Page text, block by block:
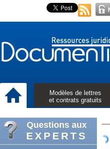
Modèles de lettres
et contrats gratuits
Questions aux
EXPERTS